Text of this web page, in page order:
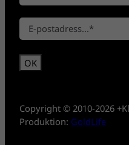
n
*
ö
r
a
m
n
t
e
m
n
E
-
*
Copyright © 2010-2026
Produktion: GoldLife